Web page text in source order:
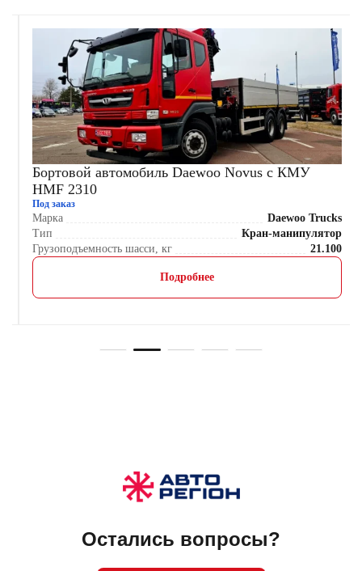
Бортовой автомобиль Daewoo Novus с КМУ
HMF 2310
Под заказ
Марка
Daewoo Trucks
Тип
Кран-манипулятор
Грузоподъемность шасси, кг
21.100
Подробнее
Остались вопросы?